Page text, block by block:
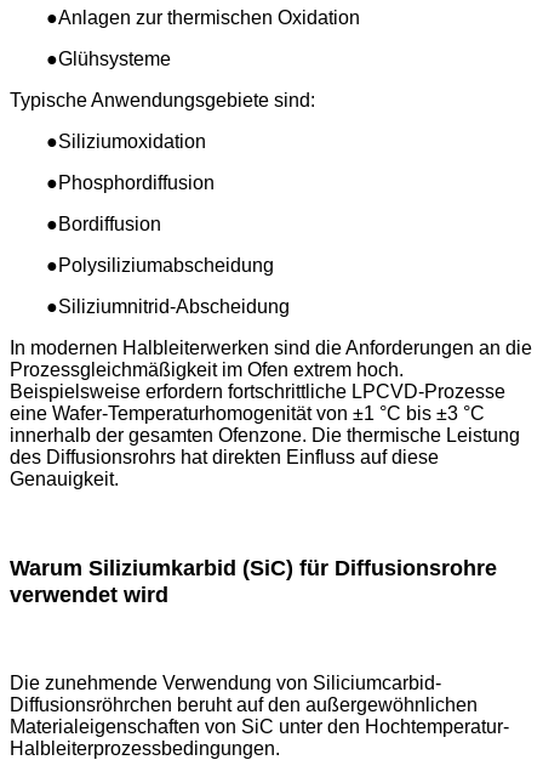
●Anlagen zur thermischen Oxidation
●Glühsysteme
Typische Anwendungsgebiete sind:
●Siliziumoxidation
●Phosphordiffusion
●Bordiffusion
●Polysiliziumabscheidung
●Siliziumnitrid-Abscheidung
In modernen Halbleiterwerken sind die Anforderungen an die
Prozessgleichmäßigkeit im Ofen extrem hoch.
Beispielsweise erfordern fortschrittliche LPCVD-Prozesse
eine Wafer-Temperaturhomogenität von ±1 °C bis ±3 °C
innerhalb der gesamten Ofenzone. Die thermische Leistung
des Diffusionsrohrs hat direkten Einfluss auf diese
Genauigkeit.
Warum Siliziumkarbid (SiC) für Diffusionsrohre
verwendet wird
Die zunehmende Verwendung von Siliciumcarbid-
Diffusionsröhrchen beruht auf den außergewöhnlichen
Materialeigenschaften von SiC unter den Hochtemperatur-
Halbleiterprozessbedingungen.